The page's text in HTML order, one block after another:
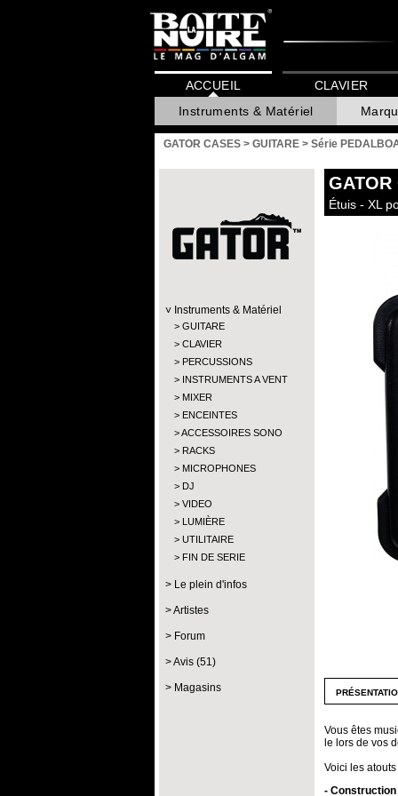
ACCUEIL
Instruments & Matériel
CLAVIER
GATOR CASES > GUITARE > Série
Instruments & Matériel
GUITARE
CLAVIER
PERCUSSIONS
INSTRUMENTS A VENT
MIXER
ENCEINTES
ACCESSOIRES SONO
RACKS
MICROPHONES
DJ
VIDEO
LUMIÈRE
UTILITAIRE
FIN DE SERIE
Le plein d'infos
Artistes
Forum
Avis (51)
Magasins
GATOR
Étuis - XL
Vous êtes
le lors de vos
Voici les
-